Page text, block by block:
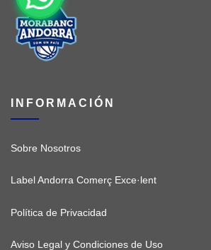
INFORMACIÓN
Sobre Nosotros
Label Andorra Comerç Exce·lent
Política de Privacidad
Aviso Legal y Condiciones de Uso